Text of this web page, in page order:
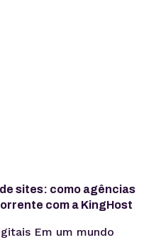
sites: como agências
com a KingHost
Em um mundo